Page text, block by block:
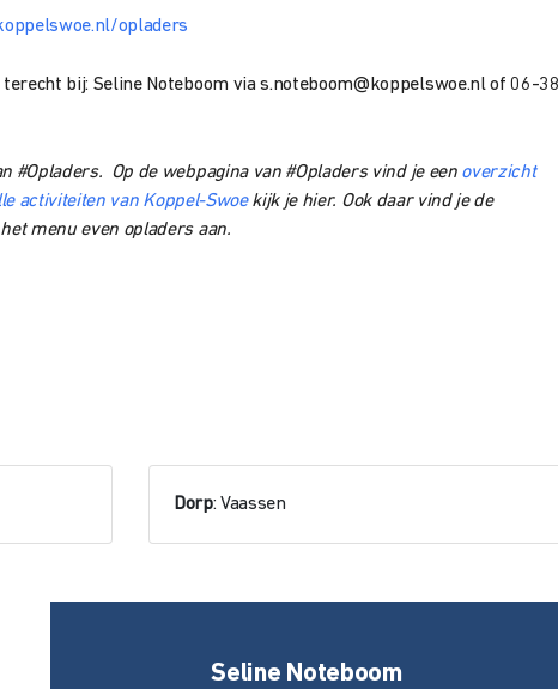
opladers
bij: Seline Noteboom vias.noteboom@koppelswoe.nl of06-38
#Opladers. Op de webpagina van #Opladers vind je een overzicht
activiteiten van Koppel-Swoekijk je hier. Ook daar vind je de
menu even opladers aan.
Dorp: Vaassen
Seline Noteboom